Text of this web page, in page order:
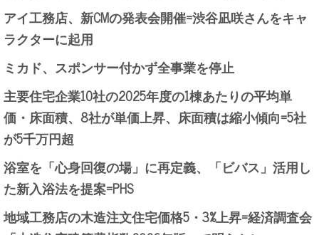
アイ工務店、新CMの発表会開催=渋谷凪咲さんをキャ
ラクターに起用
ミカド、スポンサー付かず全事業を停止
主要住宅企業10社の2025年度の1棟あたりの平均単
価・床面積、8社が単価上昇、床面積は縮小傾向=5社
が5千万円超
浴室を「心身回復の場」に再定義、「ビバス」活用し
た新入浴法を提案=PHS
地域工務店の木造注文住宅価格5・3%上昇=経済調査会